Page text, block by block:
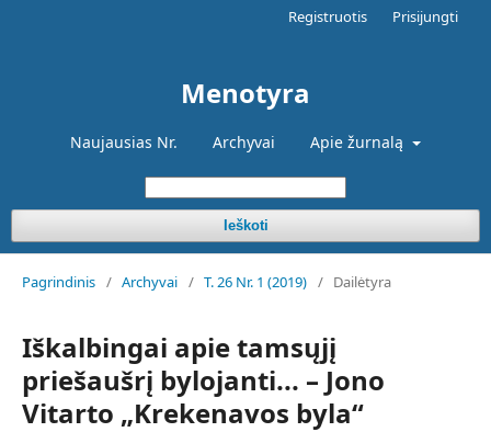
Menotyra
Naujausias Nr. Archyvai Apie žurnalą
Ieškoti
Registruotis Prisijungti
Pagrindinis / Archyvai / T. 26 Nr. 1 (2019) / Dailėtyra
Iškalbingai apie tamsųjį
priešaušrį bylojanti... – Jono
Vitarto „Krekenavos byla“